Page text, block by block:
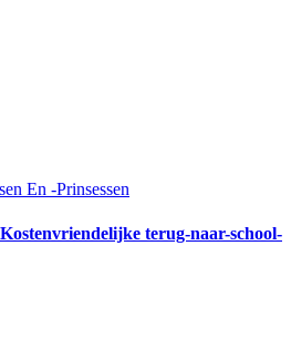
En -Prinsessen
terug-naar-school-